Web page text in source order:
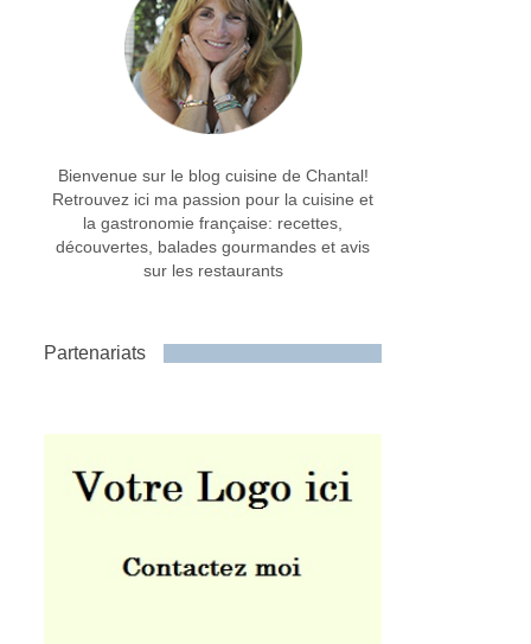
Bienvenue sur le blog cuisine de Chantal!
Retrouvez ici ma passion pour la cuisine et
la gastronomie française: recettes,
découvertes, balades gourmandes et avis
sur les restaurants
Partenariats